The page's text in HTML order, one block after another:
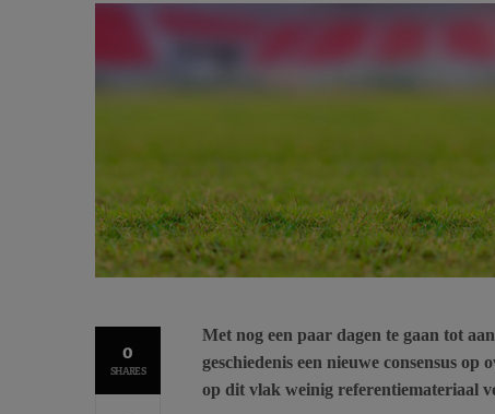
0
SHARES
Met nog een paar dagen te gaan tot
geschiedenis een nieuwe consensus
op dit vlak weinig referentiemateriaal